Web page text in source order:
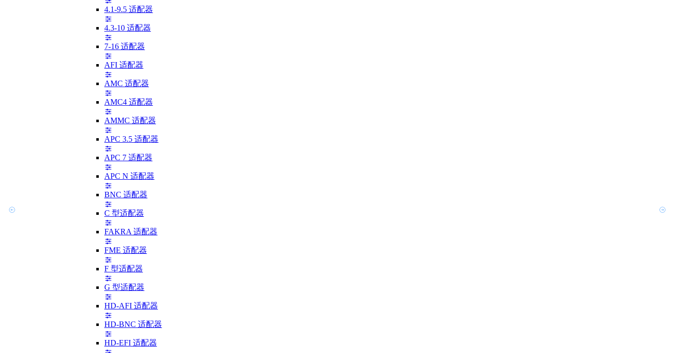
4.1-9.5 适配器
4.3-10 适配器
7-16 适配器
AFI 适配器
AMC 适配器
AMC4 适配器
AMMC 适配器
APC 3.5 适配器
APC 7 适配器
APC N 适配器
BNC 适配器
C 型适配器
FAKRA 适配器
FME 适配器
F 型适配器
G 型适配器
HD-AFI 适配器
HD-BNC 适配器
HD-EFI 适配器